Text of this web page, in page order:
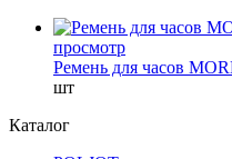
просмотр
Ремень для часов
шт
Каталог